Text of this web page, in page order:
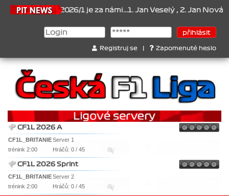
2026/1 je za námi...1. Jan Veselý , 2. Jan Nováček , 3.
Registruj se Zapomenuté heslo
CF1L 2026 A
CF1L_BRITANIEServer 1
trénink 2:00
Hráčů: 0 / 45
CF1L 2026 Sprint
CF1L_BRITANIEServer 2
trénink 2:00
Hráčů: 0 / 45